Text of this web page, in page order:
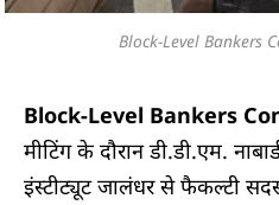
Block-Level Bankers
Block-Level Bankers
मीटिंग के दौरान डी.डी.एम.
इंस्टीट्यूट जालंधर से फैकल्टी